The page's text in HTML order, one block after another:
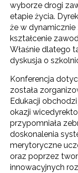
wyborze drogi
etapie życia.
że w dynamicznie
kształcenie
Właśnie dlatego
dyskusja o
Konferencja
została
Edukacji
okazji
przypomniała
doskonalenia
merytoryczne
oraz poprzez
innowacyjnych